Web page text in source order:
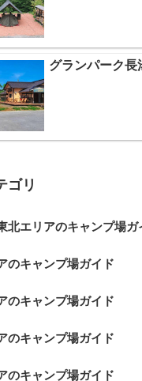
グランパーク長
ゴリ
北エリアのキャンプ場ガ
のキャンプ場ガイド
のキャンプ場ガイド
のキャンプ場ガイド
のキャンプ場ガイド